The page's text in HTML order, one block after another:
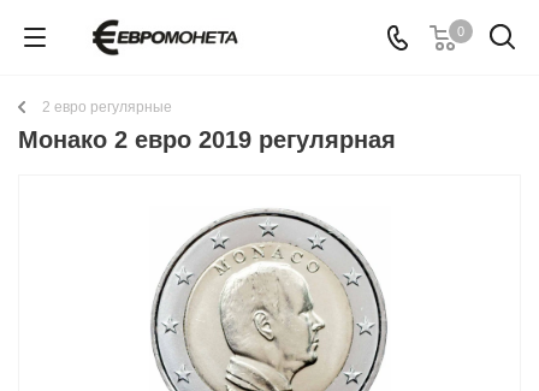
0
2 евро регулярные
Монако 2 евро 2019 регулярная